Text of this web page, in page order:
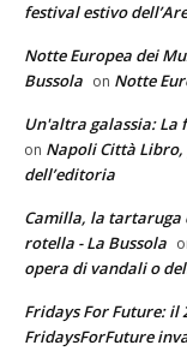
festival estivo
Notte Europea dei
Bussola on Notte
Un'altra galassia: La
on Napoli Città Libro,
dell’editoria
Camilla, la tartaruga
rotella - La Bussola
opera di vandali o
Fridays For Future: il
FridaysForFuture